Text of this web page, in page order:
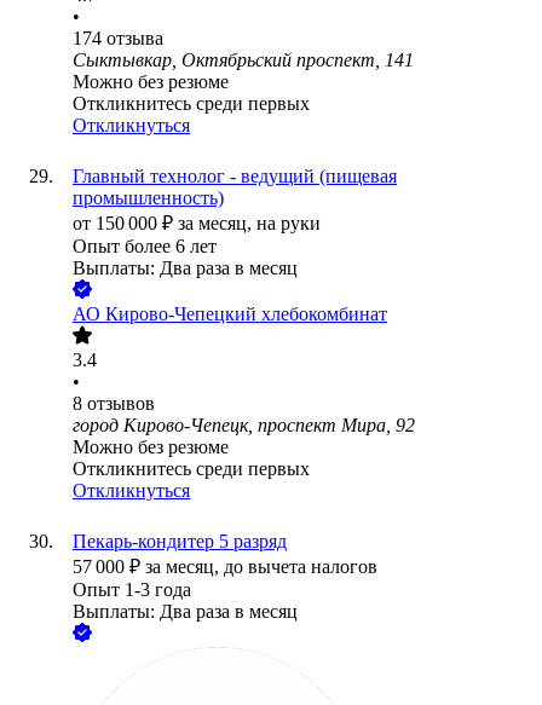
•
174 отзыва
Сыктывкар, Октябрьский проспект, 141
Можно без резюме
Откликнитесь среди первых
Откликнуться
Главный технолог - ведущий (пищевая
промышленность)
от 150 000 ₽ за месяц, на руки
Опыт более 6 лет
Выплаты: Два раза в месяц
АО Кирово-Чепецкий хлебокомбинат
3.4
•
8 отзывов
город Кирово-Чепецк, проспект Мира, 92
Можно без резюме
Откликнитесь среди первых
Откликнуться
Пекарь-кондитер 5 разряд
57 000 ₽ за месяц, до вычета налогов
Опыт 1-3 года
Выплаты: Два раза в месяц